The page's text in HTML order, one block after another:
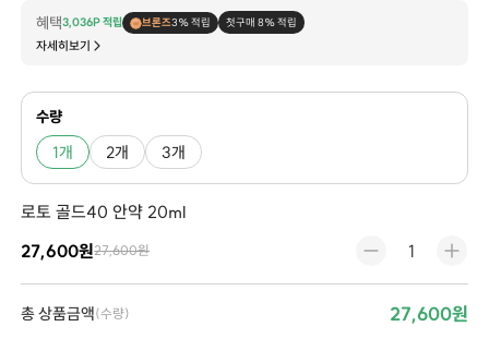
혜택3,036P 적립 브론즈3% 적립 첫구매 8% 적립
자세히보기
수량
1개 2개 3개
로토 골드40 안약 20ml
27,600원27,600원
총 상품금액(수량) 27,600원